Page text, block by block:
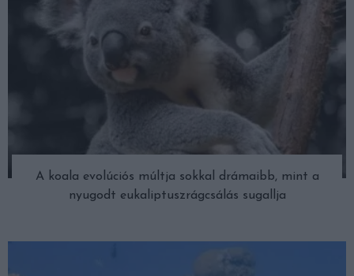
A koala evolúciós múltja sokkal drámaibb, mint a
nyugodt eukaliptuszrágcsálás sugallja